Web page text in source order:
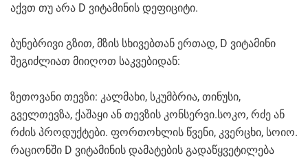
აქვთ თუ არა D ვიტამინის დეფიციტი.
ბუნებრივი გზით, მზის სხივებთან ერთად, D ვიტამინი
შეგიძლიათ მიიღოთ საკვებიდან:
ზეთოვანი თევზი: კალმახი, სკუმბრია, თინუსი,
გველთევზა, ქაშაყი ან თევზის კონსერვი.სოკო, რძე ან
რძის პროდუქტები. ფორთოხლის წვენი, კვერცხი, სოიო.
რაციონში D ვიტამინის დამატების გადაწყვეტილება